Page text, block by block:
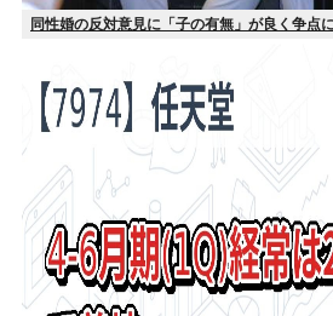
同性婚の反対意見に「子の有無」が良く争点